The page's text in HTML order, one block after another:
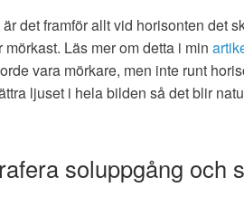
det framför allt vid horisonten det
Läs mer om detta i min
vara mörkare, men inte runt
ljuset i hela bilden så det blir
soluppgång och